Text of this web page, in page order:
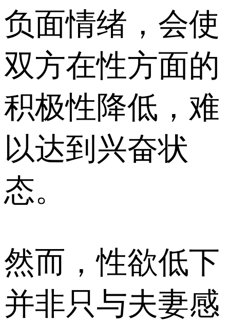
负面情绪，会使
双方在性方面的
积极性降低，难
以达到兴奋状
态。
然而，性欲低下
并非只与夫妻感